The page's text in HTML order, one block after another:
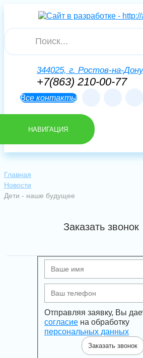
344025, г. Ростов-на-
+7(863) 210-00-77
Все контакты
НАВИГАЦИЯ
Главная
Новости
Дети - наше будущее
Заказать звонок
Отправляя заявку, Вы
согласие на обработку
персональных данных
Заказать звонок